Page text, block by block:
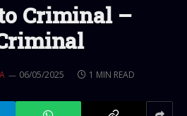
Criminal –
06/05/2025 1 MIN READ